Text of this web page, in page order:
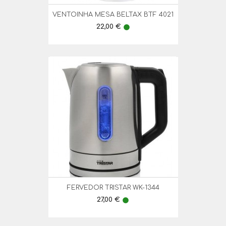
VENTOINHA MESA BELTAX BTF 4021
Preço
22,00 € lens
FERVEDOR TRISTAR WK-1344
Preço
27,00 € lens